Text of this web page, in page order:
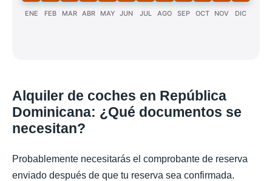
ENE FEB MAR ABR MAY JUN JUL AGO SEP OCT NOV DIC
Alquiler de coches en República
Dominicana: ¿Qué documentos se
necesitan?
Probablemente necesitarás el comprobante de reserva
enviado después de que tu reserva sea confirmada.